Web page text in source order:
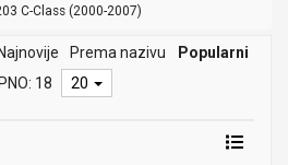
C-Class (2000-2007)
Najnovije Prema nazivu
Popularni
18
20